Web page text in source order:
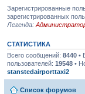
Зарегистрированные
зарегистрированных
Легенда:
СТАТИСТИКА
Всего сообщений: 8440 •
пользователей: 19548 •
stanstedairporttaxi2
Список форумов